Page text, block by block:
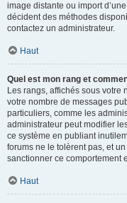
image distante ou import
décident des méthodes
contactez un administrateur.
Haut
Quel est mon rang et
Les rangs, affichés sous votre
votre nombre de messages
particuliers, comme les
administrateur peut modifier
ce système en publiant
forums ne le tolèrent pas, et
sanctionner ce comportement
Haut